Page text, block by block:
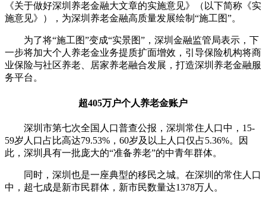
《关于做好深圳养老金融大文章的实施意见》（以下简称《实
施意见》），为深圳养老金融高质量发展绘制“施工图”。
为了将“施工图”变成“实景图”，深圳金融监管局表示，下
一步将加大个人养老金业务提质扩面增效，引导保险机构将商
业保险与社区养老、居家养老融合发展，打造深圳养老金融服
务平台。
超405万户个人养老金账户
深圳市第七次全国人口普查公报，深圳常住人口中，15-
59岁人口占比高达79.53%，60岁及以上人口仅占5.36%。因
此，深圳具有一批庞大的“准备养老”的中青年群体。
同时，深圳也是一座典型的移民之城。在深圳的常住人口
中，超七成是新市民群体，新市民数量达1378万人。